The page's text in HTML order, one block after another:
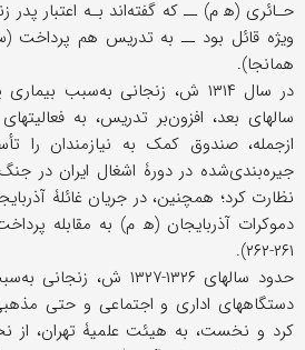
حـائری (ه‍ م) ــ که گفته‌اند بـه اعتبار پدر
همانجا).
در سال ۱۳۱۴ ش، زنجانی به‌سبب
سالهای بعد، افزون‌بر تدریس، به
ازجمله، صندوق کمک به نیازمندان را
دموکرات آذربایجان (ه‍ م) به مقابله
۲۶۱-۲۶۲).
حدود سالهای ۱۳۲۶-
دستگاههای اداری و اجتماعی و حتى
کرد و نخست، به هیئت علمیۀ تهران، از